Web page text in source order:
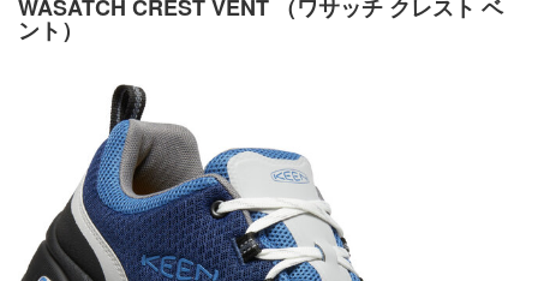
WASATCH CREST VENT （ワサッチ クレスト ベ
ント）